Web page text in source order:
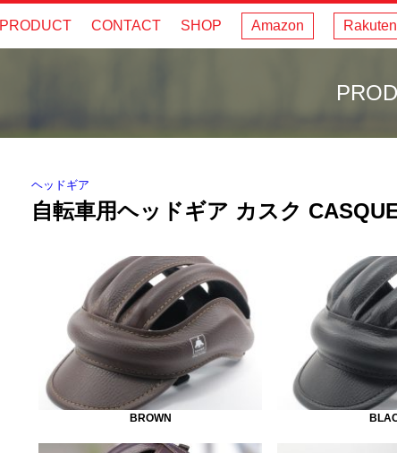
PRODUCT CONTACT SHOP Amazon Rakuten
ヘッドギア
自転車用ヘッドギア カスク
BROWN